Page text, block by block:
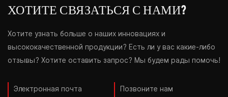
ХОТИТЕ СВЯЗАТЬСЯ С НАМИ?
Хотите узнать больше о наших инновациях и
высококачественной продукции? Есть ли у вас какие-либо
отзывы? Хотите оставить запрос? Мы будем рады помочь!
Электронная почта Позвоните нам